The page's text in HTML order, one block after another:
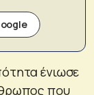
ένιωσε
που